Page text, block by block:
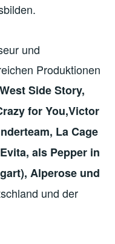
und
Produktionen
West Side Story,
for You,Victor
La Cage
als Pepper in
Alperose und
und der